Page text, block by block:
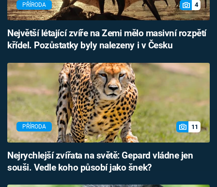
PŘÍRODA 4
Největší létající zvíře na Zemi mělo masivní rozpětí
křídel. Pozůstatky byly nalezeny i v Česku
PŘÍRODA 11
Nejrychlejší zvířata na světě: Gepard vládne jen
souši. Vedle koho působí jako šnek?